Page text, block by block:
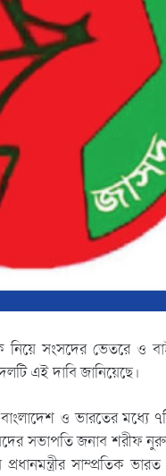
নিয়ে সংসদের ভেতরে ও
এই দাবি জানিয়েছে।
ও ভারতের মধ্যে
সভাপতি জনাব শরীফ
সাম্প্রতিক